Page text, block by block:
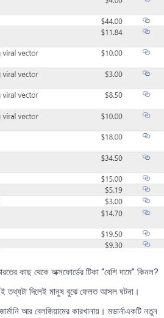
কাছ থেকে অক্সফোর্ডের টিকা “বেশি দামে” কিনল?
এই তথ্যটা দিলেই মানুষ বুঝে ফেলত আসল ঘটনা।
আর বেলজিয়ামের কারখানায়। মডার্নাএকটি নতুন